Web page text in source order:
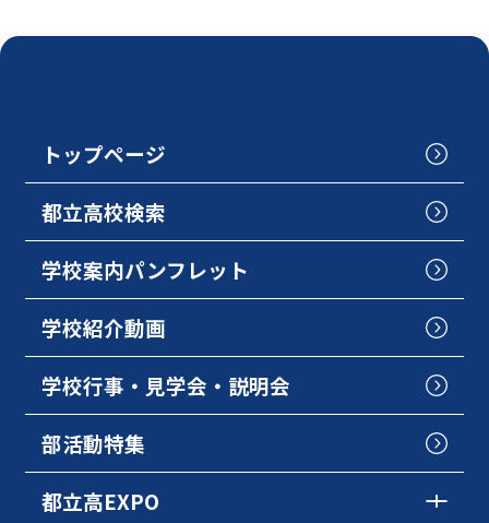
トップページ
都立高校検索
学校案内パンフレット
学校紹介動画
学校行事・見学会・説明会
部活動特集
都立高EXPO